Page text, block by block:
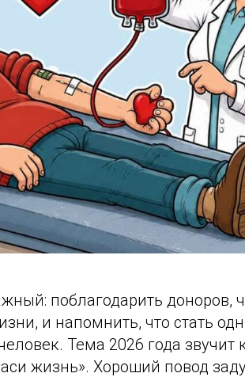
поблагодарить доноров,
и напомнить, что стать
Тема 2026 года звучит
жизнь». Хороший повод